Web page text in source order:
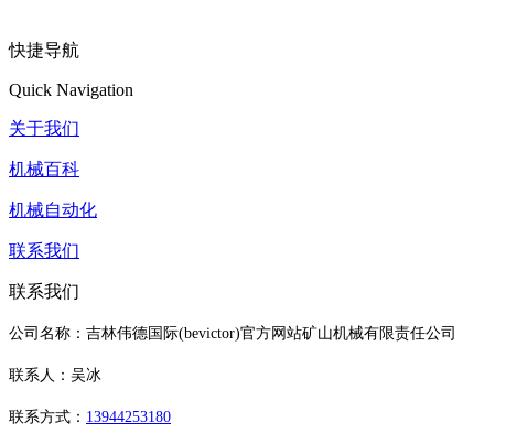
快捷导航
Quick Navigation
关于我们
机械百科
机械自动化
联系我们
联系我们
公司名称：吉林伟德国际(bevictor)官方网站矿山机械有限责任公司
联系人：吴冰
联系方式： 13944253180